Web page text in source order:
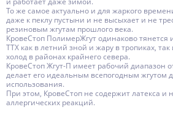
То же самое актуально и для жаркого
даже к пеклу пустыни и не высыхает и не
резиновым жгутам прошлого века.
КровеСтоп ПолимерЖгут одинаково тянется
ТТХ как в летний зной и жару в тропиках,
холод в районах крайнего севера.
КровеСтоп Жгут-П имеет рабочий диапазон
делает его идеальным всепогодным жгутом
использования.
При этом, КровеСтоп не содержит латекса и
аллергических реакций.